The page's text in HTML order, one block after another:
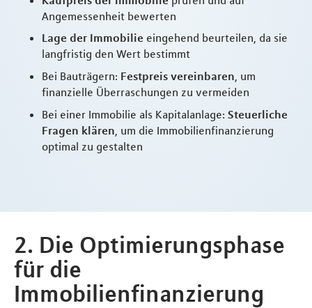
Angemessenheit bewerten
Lage der Immobilie eingehend beurteilen, da sie
langfristig den Wert bestimmt
Bei Bauträgern: Festpreis vereinbaren, um
finanzielle Überraschungen zu vermeiden
Bei einer Immobilie als Kapitalanlage: Steuerliche
Fragen klären, um die Immobilienfinanzierung
optimal zu gestalten
2. Die Optimierungsphase
für die
Immobilienfinanzierung